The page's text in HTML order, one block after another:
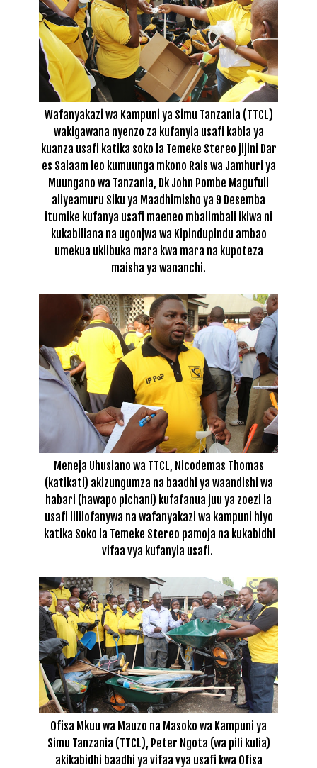
Wafanyakazi wa Kampuni ya Simu Tanzania (TTCL)
wakigawana nyenzo za kufanyia usafi kabla ya
kuanza usafi katika soko la Temeke Stereo jijini Dar
es Salaam leo kumuunga mkono Rais wa Jamhuri ya
Muungano wa Tanzania, Dk John Pombe Magufuli
aliyeamuru Siku ya Maadhimisho ya 9 Desemba
itumike kufanya usafi maeneo mbalimbali ikiwa ni
kukabiliana na ugonjwa wa Kipindupindu ambao
umekua ukiibuka mara kwa mara na kupoteza
maisha ya wananchi.
Meneja Uhusiano wa TTCL, Nicodemas Thomas
(katikati) akizungumza na baadhi ya waandishi wa
habari (hawapo pichani) kufafanua juu ya zoezi la
usafi lililofanywa na wafanyakazi wa kampuni hiyo
katika Soko la Temeke Stereo pamoja na kukabidhi
vifaa vya kufanyia usafi.
Ofisa Mkuu wa Mauzo na Masoko wa Kampuni ya
Simu Tanzania (TTCL), Peter Ngota (wa pili kulia)
akikabidhi baadhi ya vifaa vya usafi kwa Ofisa